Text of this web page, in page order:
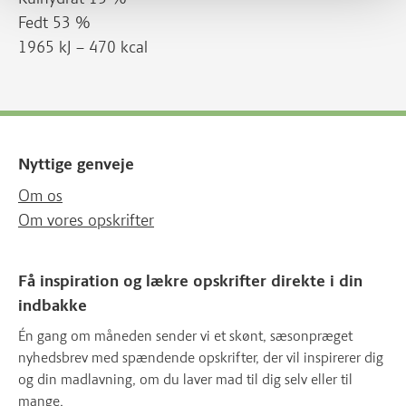
Fedt 53 %
1965 kJ – 470 kcal
Nyttige genveje
Om os
Om vores opskrifter
Få inspiration og lækre opskrifter direkte i din
indbakke
Én gang om måneden sender vi et skønt, sæsonpræget
nyhedsbrev med spændende opskrifter, der vil inspirerer dig
og din madlavning, om du laver mad til dig selv eller til
mange.